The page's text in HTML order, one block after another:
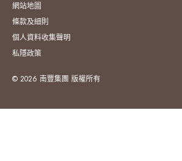
網站地圖
條款及細則
個人資料收集聲明
私隱政策
© 2026 南豐集團 版權所有